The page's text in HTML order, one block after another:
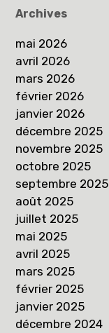
Archives
mai 2026
avril 2026
mars 2026
février 2026
janvier 2026
décembre 2025
novembre 2025
octobre 2025
septembre 2025
août 2025
juillet 2025
mai 2025
avril 2025
mars 2025
février 2025
janvier 2025
décembre 2024